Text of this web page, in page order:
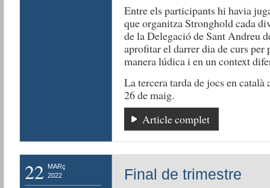
Entre els participants hi havia
que organitza Stronghold cada
de la Delegació de Sant Andreu
aprofitar el darrer dia de curs per
manera lúdica i en un context
La tercera tarda de jocs en
26 de maig.
Article complet
22
MARç
2022
Final de trimestre